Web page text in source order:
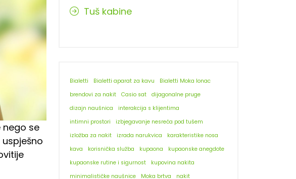
nego se
Tuš kabine
Bialetti Bialetti aparat za kavu
Bialetti Moka lonac
brendovi za nakit
Casio sat
dijagonalne pruge
dizajn naušnica
interakcija s klijentima
intimni prostori
izbjegavanje nesreća pod tušem
izložba za nakit
izrada narukvica
karakteristike nosa
kava
korisnička služba kupaona
kupaonske anegdote
kupaonske rutine i sigurnost
kupovina nakita
minimalističke naušnice
Moka brtva nakit